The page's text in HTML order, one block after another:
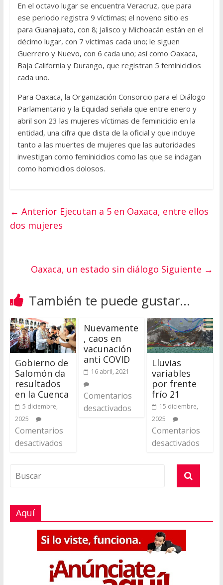
En el octavo lugar se encuentra Veracruz, que para
ese periodo registra 9 víctimas; el noveno sitio es
para Guanajuato, con 8; Jalisco y Michoacán están en el
décimo lugar, con 7 víctimas cada uno; le siguen
Guerrero y Nuevo, con 6 cada uno; así como Oaxaca,
Baja California y Durango, que registran 5 feminicidios
cada uno.
Para Oaxaca, la Organización Consorcio para el Diálogo
Parlamentario y la Equidad señala que entre enero y
abril son 23 las mujeres víctimas de feminicidio en la
entidad, una cifra que dista de la oficial y que incluye
tanto a las muertes de mujeres que las autoridades
investigan como feminicidios como las que se indagan
como homicidios dolosos.
← AnteriorEjecutan a 5 en Oaxaca, entre ellos
dos mujeres
Oaxaca, un estado sin diálogo Siguiente →
También te puede gustar...
Gobierno de
Salomón da
resultados
en la Cuenca
5 diciembre,
2025
Comentarios
desactivados
Nuevamente
, caos en
vacunación
anti COVID
16 abril, 2021
Comentarios
desactivados
Lluvias
variables
por frente
frío 21
15 diciembre,
2025
Comentarios
desactivados
Aquí